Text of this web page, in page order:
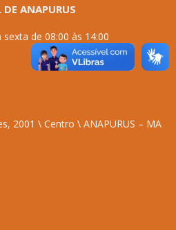
ANAPURUS
de 08:00 às 14:00
2001 \ Centro \ ANAPURUS – MA